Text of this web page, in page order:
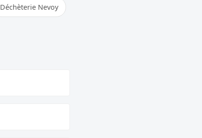
Déchèterie Nevoy